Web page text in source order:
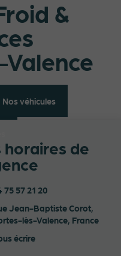
&
Nos véhicules
horaires de
75 57 21 20
Jean-Baptiste Corot,
lès-Valence, France
écrire